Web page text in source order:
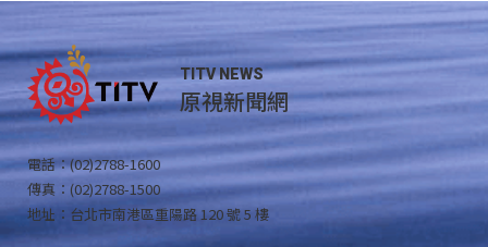
TITV NEWS
原視新聞網
電話：(02)2788-1600
傳真：(02)2788-1500
地址：台北市南港區重陽路 120 號 5 樓